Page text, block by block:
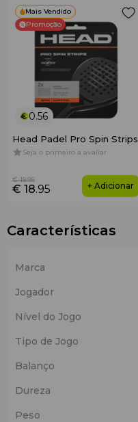
Mais Vendido
Promoção
0.56
Head Padel Pro Spin Strips
Seja o primeiro a avaliar
€ 18.95
€ 19.95
+ Adicionar
Características
Marca
Jogador
Nível do Jogo
Tipo de Jogo
Balanço
Dureza
Peso